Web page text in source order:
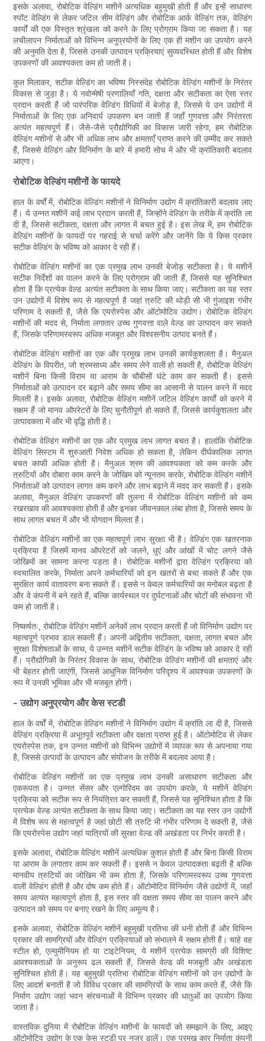
इसके अलावा, रोबोटिक वेल्डिंग मशीनें अत्यधिक बहुमुखी होती हैं और इन्हें साधारण
स्पॉट वेल्डिंग से लेकर जटिल सीम वेल्डिंग और रोबोटिक आर्क वेल्डिंग तक, वेल्डिंग
कार्यों की एक विस्तृत श्रृंखला को करने के लिए प्रोग्राम किया जा सकता है। यह
लचीलापन निर्माताओं को विभिन्न अनुप्रयोगों के लिए एक ही मशीन का उपयोग करने
की अनुमति देता है, जिससे उनकी उत्पादन प्रक्रियाएं सुव्यवस्थित होती हैं और विशेष
उपकरणों की आवश्यकता कम हो जाती है।
कुल मिलाकर, सटीक वेल्डिंग का भविष्य निस्संदेह रोबोटिक वेल्डिंग मशीनों के निरंतर
विकास से जुड़ा है। ये नवोन्मेषी प्रणालियाँ गति, दक्षता और सटीकता का ऐसा स्तर
प्रदान करती हैं जो पारंपरिक वेल्डिंग विधियों में बेजोड़ है, जिससे ये उन उद्योगों में
निर्माताओं के लिए एक अनिवार्य उपकरण बन जाती हैं जहाँ गुणवत्ता और निरंतरता
अत्यंत महत्वपूर्ण हैं। जैसे-जैसे प्रौद्योगिकी का विकास जारी रहेगा, हम रोबोटिक
वेल्डिंग मशीनों से और भी अधिक लाभ और क्षमताएँ प्राप्त करने की उम्मीद कर सकते
हैं, जिससे वेल्डिंग और विनिर्माण के बारे में हमारी सोच में और भी क्रांतिकारी बदलाव
आएगा।
रोबोटिक वेल्डिंग मशीनों के फायदे
हाल के वर्षों में, रोबोटिक वेल्डिंग मशीनों ने विनिर्माण उद्योग में क्रांतिकारी बदलाव लाए
हैं। ये उन्नत मशीनें कई लाभ प्रदान करती हैं, जिन्होंने वेल्डिंग के तरीके में क्रांति ला
दी है, जिससे सटीकता, दक्षता और लागत में बचत हुई है। इस लेख में, हम रोबोटिक
वेल्डिंग मशीनों के फायदों पर गहराई से चर्चा करेंगे और जानेंगे कि ये किस प्रकार
सटीक वेल्डिंग के भविष्य को आकार दे रही हैं।
रोबोटिक वेल्डिंग मशीनों का एक प्रमुख लाभ उनकी बेजोड़ सटीकता है। ये मशीनें
सटीक निर्देशों का पालन करने के लिए प्रोग्राम की जाती हैं, जिससे यह सुनिश्चित
होता है कि प्रत्येक वेल्ड अत्यंत सटीकता के साथ किया जाए। सटीकता का यह स्तर
उन उद्योगों में विशेष रूप से महत्वपूर्ण है जहां त्रुटि की थोड़ी सी भी गुंजाइश गंभीर
परिणाम दे सकती है, जैसे कि एयरोस्पेस और ऑटोमोटिव उद्योग। रोबोटिक वेल्डिंग
मशीनों की मदद से, निर्माता लगातार उच्च गुणवत्ता वाले वेल्ड का उत्पादन कर सकते
हैं, जिसके परिणामस्वरूप अधिक मजबूत और विश्वसनीय उत्पाद बनते हैं।
रोबोटिक वेल्डिंग मशीनों का एक और प्रमुख लाभ उनकी कार्यकुशलता है। मैनुअल
वेल्डिंग के विपरीत, जो श्रमसाध्य और समय लेने वाली हो सकती है, रोबोटिक वेल्डिंग
मशीनें बिना किसी विराम या आराम के चौबीसों घंटे काम कर सकती हैं। इससे
निर्माताओं को उत्पादन दर बढ़ाने और समय सीमा का आसानी से पालन करने में मदद
मिलती है। इसके अलावा, रोबोटिक वेल्डिंग मशीनें जटिल वेल्डिंग कार्यों को करने में
सक्षम हैं जो मानव ऑपरेटरों के लिए चुनौतीपूर्ण हो सकते हैं, जिससे कार्यकुशलता और
उत्पादकता में और भी वृद्धि होती है।
रोबोटिक वेल्डिंग मशीनों का एक और प्रमुख लाभ लागत बचत है। हालांकि रोबोटिक
वेल्डिंग सिस्टम में शुरुआती निवेश अधिक हो सकता है, लेकिन दीर्घकालिक लागत
बचत काफी अधिक होती है। मैनुअल श्रम की आवश्यकता को कम करके और
त्रुटियों और दोबारा काम करने के जोखिम को न्यूनतम करके, रोबोटिक वेल्डिंग मशीनें
निर्माताओं को उत्पादन लागत कम करने और लाभ बढ़ाने में मदद कर सकती हैं। इसके
अलावा, मैनुअल वेल्डिंग उपकरणों की तुलना में रोबोटिक वेल्डिंग मशीनों को कम
रखरखाव की आवश्यकता होती है और इनका जीवनकाल लंबा होता है, जिससे समय के
साथ लागत बचत में और भी योगदान मिलता है।
रोबोटिक वेल्डिंग मशीनों का एक महत्वपूर्ण लाभ सुरक्षा भी है। वेल्डिंग एक खतरनाक
प्रक्रिया है जिसमें मानव ऑपरेटरों को जलने, धुएं और आंखों में चोट लगने जैसे
जोखिमों का सामना करना पड़ता है। रोबोटिक मशीनों द्वारा वेल्डिंग प्रक्रिया को
स्वचालित करके, निर्माता अपने कर्मचारियों को इन खतरों से बचा सकते हैं और एक
सुरक्षित कार्य वातावरण बना सकते हैं। इससे न केवल कर्मचारियों का मनोबल बढ़ता है
और वे कंपनी में बने रहते हैं, बल्कि कार्यस्थल पर दुर्घटनाओं और चोटों की संभावना भी
कम हो जाती है।
निष्कर्षतः, रोबोटिक वेल्डिंग मशीनें अनेकों लाभ प्रदान करती हैं जो विनिर्माण उद्योग पर
महत्वपूर्ण प्रभाव डाल सकती हैं। अपनी अद्वितीय सटीकता, दक्षता, लागत बचत और
सुरक्षा विशेषताओं के साथ, ये उन्नत मशीनें सटीक वेल्डिंग के भविष्य को आकार दे रही
हैं। प्रौद्योगिकी के निरंतर विकास के साथ, रोबोटिक वेल्डिंग मशीनों की क्षमताएं और
भी बेहतर होती जाएंगी, जिससे आधुनिक विनिर्माण परिदृश्य में आवश्यक उपकरणों के
रूप में उनकी भूमिका और भी मजबूत होगी।
- उद्योग अनुप्रयोग और केस स्टडी
हाल के वर्षों में, रोबोटिक वेल्डिंग मशीनों ने विनिर्माण उद्योग में क्रांति ला दी है, जिससे
वेल्डिंग प्रक्रिया में अभूतपूर्व सटीकता और दक्षता प्राप्त हुई है। ऑटोमोटिव से लेकर
एयरोस्पेस तक, इन उन्नत मशीनों को विभिन्न उद्योगों में व्यापक रूप से अपनाया गया
है, जिससे उत्पादों के उत्पादन और संयोजन के तरीके में बदलाव आया है।
रोबोटिक वेल्डिंग मशीनों का एक प्रमुख लाभ उनकी असाधारण सटीकता और
एकरूपता है। उन्नत सेंसर और एल्गोरिदम का उपयोग करके, ये मशीनें वेल्डिंग
प्रक्रिया को सटीक रूप से नियंत्रित कर सकती हैं, जिससे यह सुनिश्चित होता है कि
प्रत्येक वेल्ड अत्यंत सटीकता के साथ किया जाए। सटीकता का यह स्तर उन उद्योगों
में विशेष रूप से महत्वपूर्ण है जहां छोटी सी त्रुटि भी गंभीर परिणाम दे सकती है, जैसे
कि एयरोस्पेस उद्योग जहां यात्रियों की सुरक्षा वेल्ड की अखंडता पर निर्भर करती है।
इसके अलावा, रोबोटिक वेल्डिंग मशीनें अत्यधिक कुशल होती हैं और बिना किसी विराम
या आराम के लगातार काम कर सकती हैं। इससे न केवल उत्पादकता बढ़ती है बल्कि
मानवीय त्रुटियों का जोखिम भी कम होता है, जिसके परिणामस्वरूप उच्च गुणवत्ता
वाली वेल्डिंग होती है और दोष कम होते हैं। ऑटोमोटिव विनिर्माण जैसे उद्योगों में, जहाँ
समय अत्यंत महत्वपूर्ण होता है, इस स्तर की दक्षता समय सीमा का पालन करने और
उत्पादन को समय पर बनाए रखने के लिए अमूल्य है।
इसके अलावा, रोबोटिक वेल्डिंग मशीनें बहुमुखी प्रतिभा की धनी होती हैं और विभिन्न
प्रकार की सामग्रियों और वेल्डिंग प्रक्रियाओं को संभालने में सक्षम होती हैं। चाहे वह
स्टील हो, एल्युमीनियम हो या टाइटेनियम, ये मशीनें प्रत्येक सामग्री की विशिष्ट
आवश्यकताओं के अनुरूप ढल सकती हैं, जिससे वेल्ड की मजबूती और अखंडता
सुनिश्चित होती है। यह बहुमुखी प्रतिभा रोबोटिक वेल्डिंग मशीनों को उन उद्योगों के
लिए आदर्श बनाती है जो विविध प्रकार की सामग्रियों के साथ काम करते हैं, जैसे कि
निर्माण उद्योग जहां भवन संरचनाओं में विभिन्न प्रकार की धातुओं का उपयोग किया
जाता है।
वास्तविक दुनिया में रोबोटिक वेल्डिंग मशीनों के फायदों को समझाने के लिए, आइए
ऑटोमोटिव उद्योग के एक केस स्टडी पर नज़र डालें। एक प्रमुख कार निर्माता कंपनी